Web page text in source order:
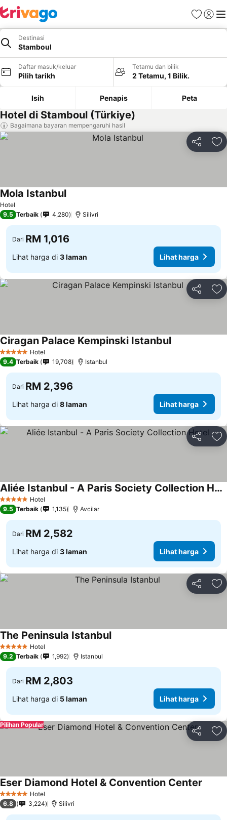
Kegemaran
Daftar
Destinasi
Stamboul
Daftar masuk/keluar
Pilih tarikh
Tetamu dan bilik
2 Tetamu, 1 Bilik.
Isih Penapis Peta
Hotel di Stamboul (Türkiye)
Bagaimana bayaran mempengaruhi hasil
Kongsi
Hotel
Mola Istanbul
9.5 Terbaik 4,280 Silivri
Dari RM 1,016
Lihat harga di 3 laman Lihat harga
Kongsi
5 Bintang Hotel
Ciragan Palace Kempinski Istanbul
9.4 Terbaik 19,708 Istanbul
Dari RM 2,396
Lihat harga di 8 laman Lihat harga
Kongsi
5 Bintang Hotel
Aliée Istanbul - A Paris Society Collection Hotel
9.5 Terbaik 1,135 Avcilar
Dari RM 2,582
Lihat harga di 3 laman Lihat harga
Kongsi
5 Bintang Hotel
The Peninsula Istanbul
9.2 Terbaik 1,992 Istanbul
Dari RM 2,803
Lihat harga di 5 laman Lihat harga
Kongsi
Pilihan Popular
5 Bintang Hotel
Eser Diamond Hotel & Convention Center
6.8 3,224 Silivri